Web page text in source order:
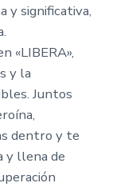
y significativa,
«LIBERA»,
y la
Juntos
dentro y te
y llena de